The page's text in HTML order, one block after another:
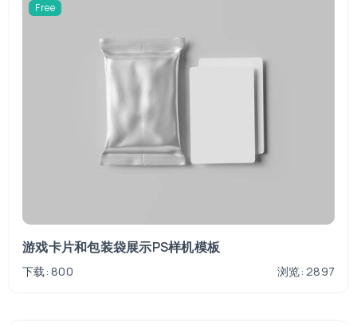
Free
游戏卡片和包装袋展示PS样机模板
下载: 800 浏览: 2897